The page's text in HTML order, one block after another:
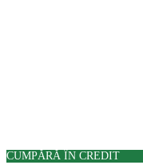
CUMPĂRĂ ÎN CREDIT